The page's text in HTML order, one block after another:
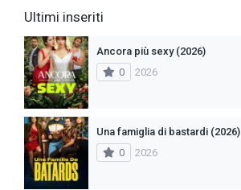
Ultimi inseriti
Ancora più sexy (2026)
0
2026
Una famiglia di bastardi (2026)
0
2026